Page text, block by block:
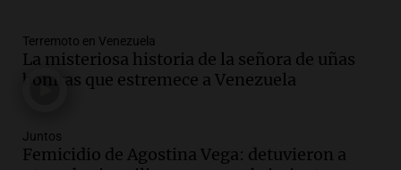
Episodios
Audio.La justicia investiga una estafa
millonaria a través de una financiera en
Panorama Federal
Episodios
Terremoto en Venezuela
La misteriosa historia de la señora de uñas
bonitas que estremece a Venezuela
Juntos
Femicidio de Agostina Vega: detuvieron a